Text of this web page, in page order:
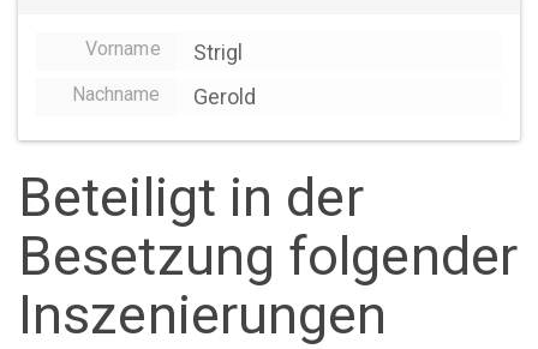
Vorname Strigl
Nachname Gerold
Beteiligt in der
Besetzung folgender
Inszenierungen